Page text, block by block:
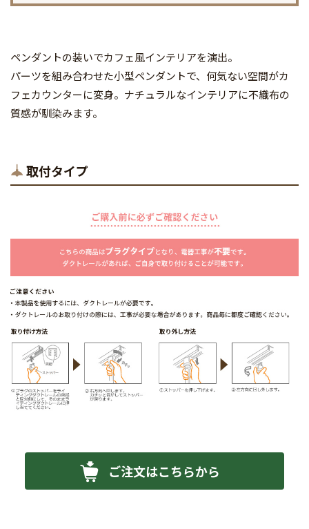
ペンダントの装いでカフェ風インテリアを演出。
パーツを組み合わせた小型ペンダントで、何気ない空間がカ
フェカウンターに変身。ナチュラルなインテリアに不織布の
質感が馴染みます。
取付タイプ
ご注文はこちらから